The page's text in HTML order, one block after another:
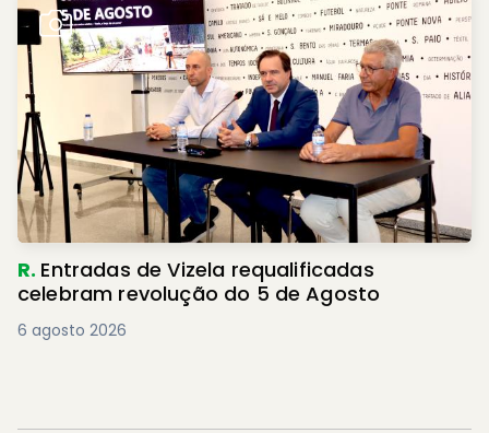
R. Entradas de Vizela requalificadas
celebram revolução do 5 de Agosto
6 agosto 2026